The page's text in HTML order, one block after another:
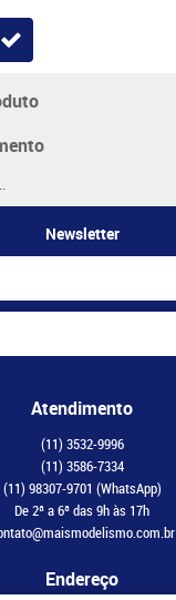
Newsletter
Atendimento
(11) 3532-9996
(11) 3586-7334
(11) 98307-9701 (WhatsApp)
De 2ª a 6ª das 9h às 17h
Endereço